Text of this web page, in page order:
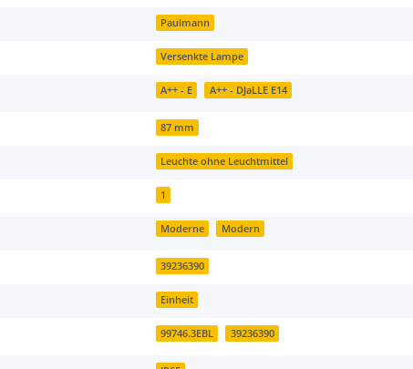
Paulmann
Versenkte Lampe
A++ - E A++ - DJaLLE E14
87 mm
Leuchte ohne Leuchtmittel
1
Moderne Modern
39236390
Einheit
99746.3EBL 39236390